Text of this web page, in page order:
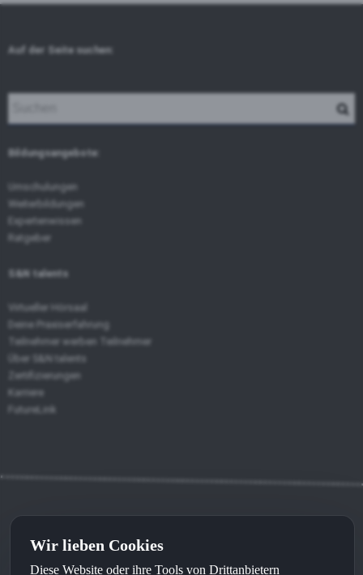
Auf der Seite suchen:
Bildungsangebote:
Umschulungen
Weiterbildungen
Expertenwissen
Ratgeber
S&N talents
Virtueller Hörsaal
Deine Praxiserfahrung
Teilnehmer werben Teilnehmer
Über S&N talents
Zertifizierungen
Karriere
FutureLink
Kontakt⦁Impressum
Wir lieben Cookies
Diese Website oder ihre Tools von Drittanbietern